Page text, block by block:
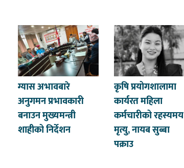
ग्यास अभावबारे
अनुगमन प्रभावकारी
बनाउन मुख्यमन्त्री
शाहीको निर्देशन
कृषि प्रयोगशालामा
कार्यरत महिला
कर्मचारीको रहस्यमय
मृत्यु, नायब सुब्बा
पक्राउ